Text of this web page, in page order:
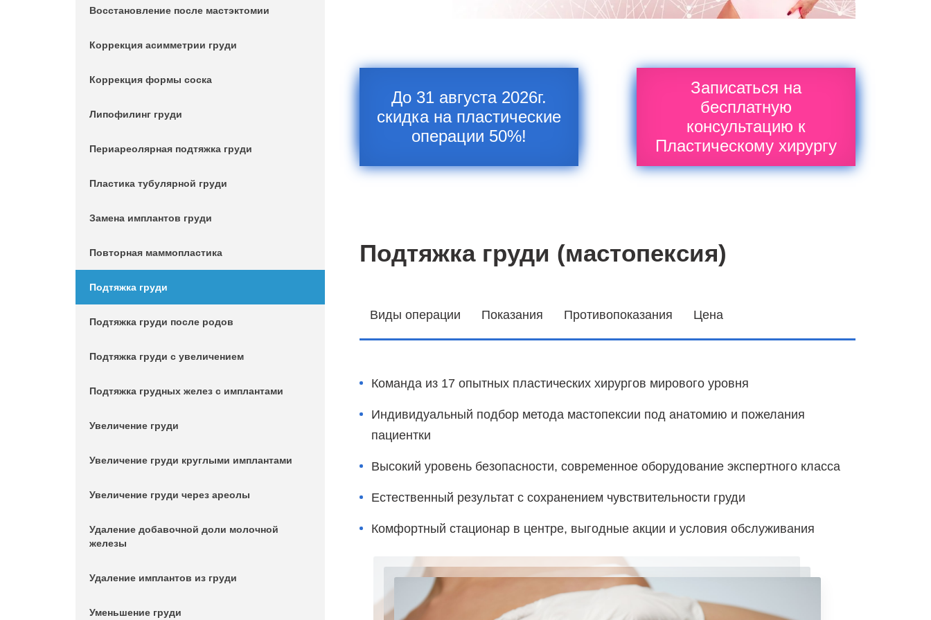
Восстановление после мастэктомии
Коррекция асимметрии груди
Коррекция формы соска
Липофилинг груди
Периареолярная подтяжка груди
Пластика тубулярной груди
Замена имплантов груди
Повторная маммопластика
Подтяжка груди
Подтяжка груди после родов
Подтяжка груди с увеличением
Подтяжка грудных желез с имплантами
Увеличение груди
Увеличение груди круглыми имплантами
Увеличение груди через ареолы
Удаление добавочной доли молочной
железы
Удаление имплантов из груди
Уменьшение груди
До 31 августа 2026г.
скидка на пластические
операции 50%!
Записаться на
бесплатную
консультацию к
Пластическому хирургу
Подтяжка груди (мастопексия)
Виды операции Показания Противопоказания Цена
Команда из 17 опытных пластических хирургов мирового уровня
Индивидуальный подбор метода мастопексии под анатомию и пожелания
пациентки
Высокий уровень безопасности, современное оборудование экспертного класса
Естественный результат с сохранением чувствительности груди
Комфортный стационар в центре, выгодные акции и условия обслуживания